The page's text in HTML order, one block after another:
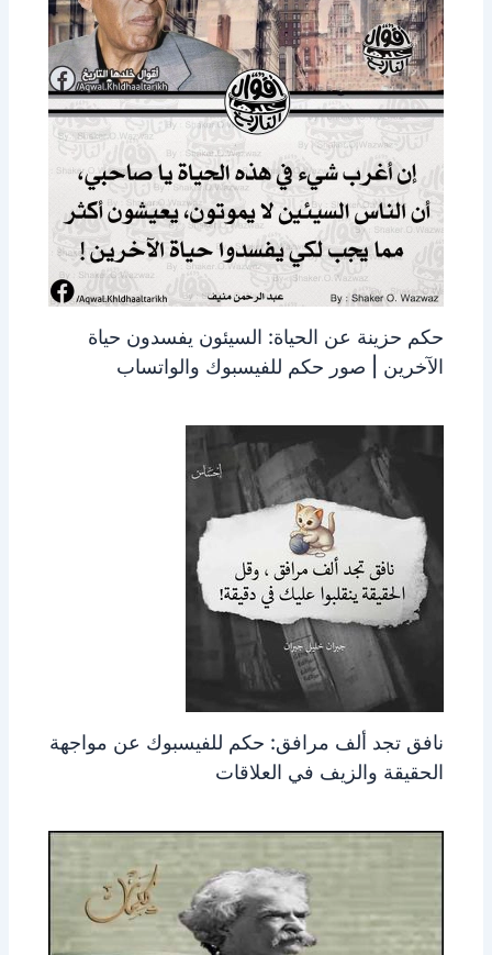
حكم حزينة عن الحياة: السيئون يفسدون حياة
الآخرين | صور حكم للفيسبوك والواتساب
نافق تجد ألف مرافق: حكم للفيسبوك عن مواجهة
الحقيقة والزيف في العلاقات